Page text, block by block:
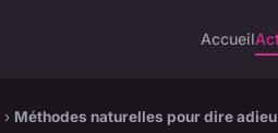
Accueil
› Méthodes naturelles pour dire